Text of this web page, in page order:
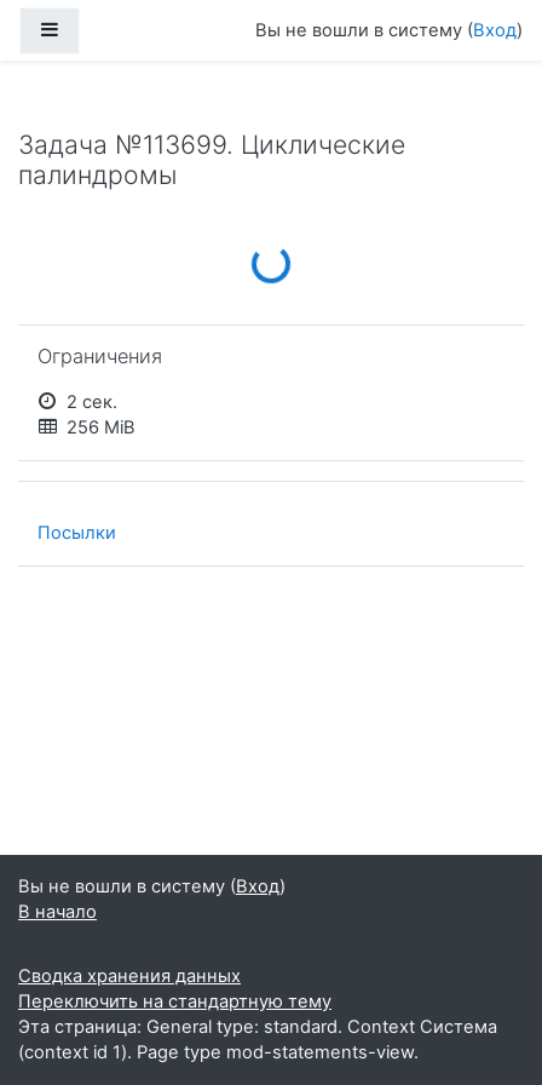
Вы не вошли в систему (Вход)
Задача №113699. Циклические
палиндромы
Loading...
Ограничения
2 сек.
256 MiB
Посылки
Вы не вошли в систему (Вход)
В начало
Сводка хранения данных
Переключить на стандартную тему
Эта страница: General type: standard. Context Система
(context id 1). Page type mod-statements-view.